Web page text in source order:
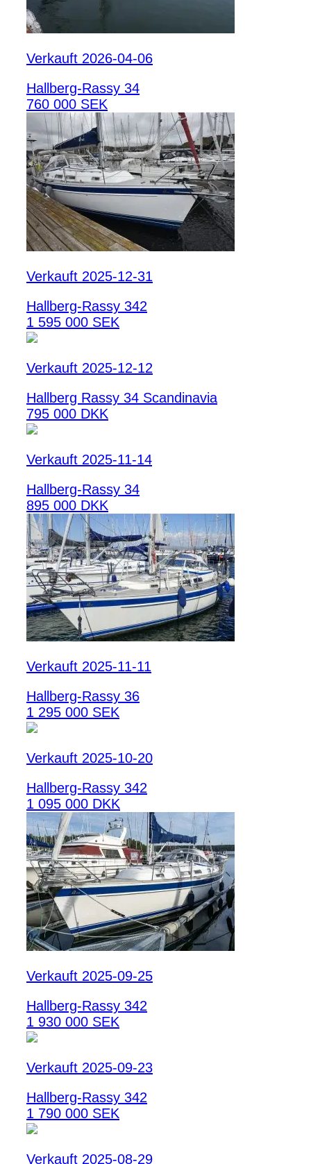
Verkauft 2026-04-06
Hallberg-Rassy 34
760 000 SEK
Verkauft 2025-12-31
Hallberg-Rassy 342
1 595 000 SEK
Verkauft 2025-12-12
Hallberg Rassy 34 Scandinavia
795 000 DKK
Verkauft 2025-11-14
Hallberg-Rassy 34
895 000 DKK
Verkauft 2025-11-11
Hallberg-Rassy 36
1 295 000 SEK
Verkauft 2025-10-20
Hallberg-Rassy 342
1 095 000 DKK
Verkauft 2025-09-25
Hallberg-Rassy 342
1 930 000 SEK
Verkauft 2025-09-23
Hallberg-Rassy 342
1 790 000 SEK
Verkauft 2025-08-29